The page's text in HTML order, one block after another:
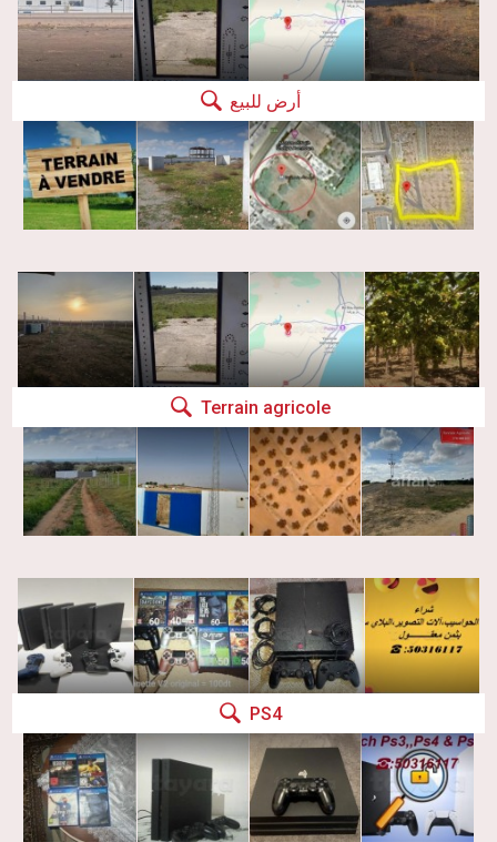
أرض للبيع
Terrain agricole
PS4